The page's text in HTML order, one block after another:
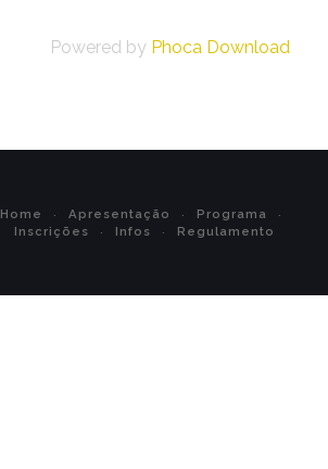
Powered by Phoca Download
Home Apresentação
Programa
Inscrições
Infos Regulamento